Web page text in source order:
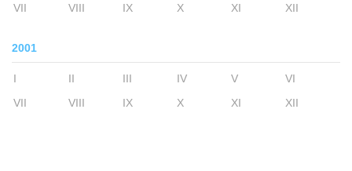
VII
VIII IX X XI XII
2001
I II III IV V
VI
VII
VIII IX X XI XII